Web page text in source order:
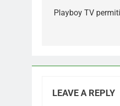
navigation
Playboy TV
LEAVE A REPLY